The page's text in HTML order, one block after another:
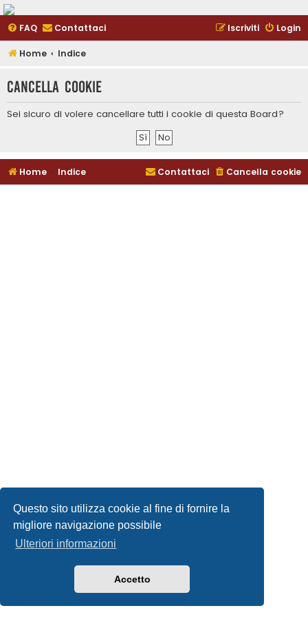
Questo sito utilizza cookie al fine di fornire la
migliore navigazione possibile
Ulteriori informazioni
Accetto
FAQ Contattaci Login
Iscriviti
Home Indice
Cancella cookie
Sei sicuro di volere cancellare tutti i cookie di questa Board?
Home Indice Cancella cookie
Contattaci